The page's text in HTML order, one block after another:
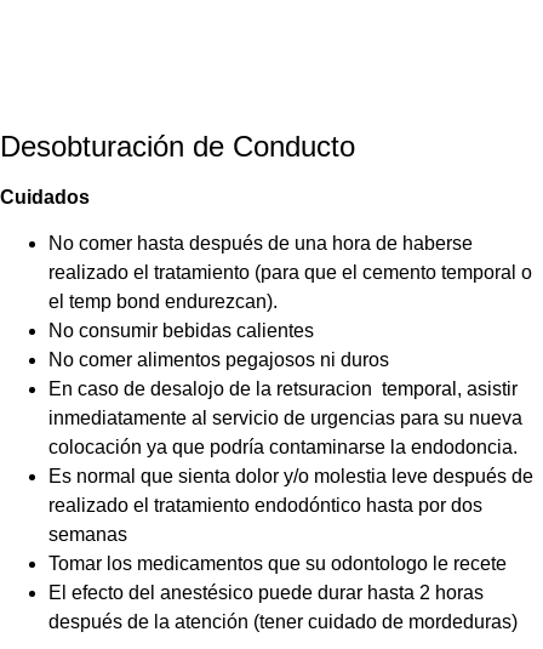
Desobturación de Conducto
Cuidados
No comer hasta después de una hora de haberse
realizado el tratamiento (para que el cemento temporal o
el temp bond endurezcan).
No consumir bebidas calientes
No comer alimentos pegajosos ni duros
En caso de desalojo de la retsuracion temporal, asistir
inmediatamente al servicio de urgencias para su nueva
colocación ya que podría contaminarse la endodoncia.
Es normal que sienta dolor y/o molestia leve después de
realizado el tratamiento endodóntico hasta por dos
semanas
Tomar los medicamentos que su odontologo le recete
El efecto del anestésico puede durar hasta 2 horas
después de la atención (tener cuidado de mordeduras)